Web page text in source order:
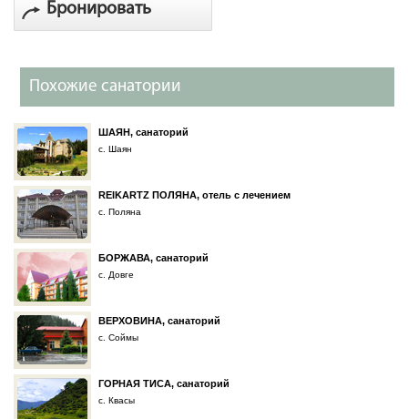
Бронировать
Похожие санатории
ШАЯН, санаторий
с. Шаян
REIKARTZ ПОЛЯНА, отель с лечением
с. Поляна
БОРЖАВА, санаторий
с. Довге
ВЕРХОВИНА, санаторий
с. Соймы
ГОРНАЯ ТИСА, санаторий
с. Квасы